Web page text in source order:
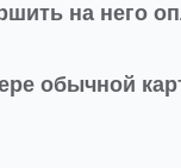
на него
обычной